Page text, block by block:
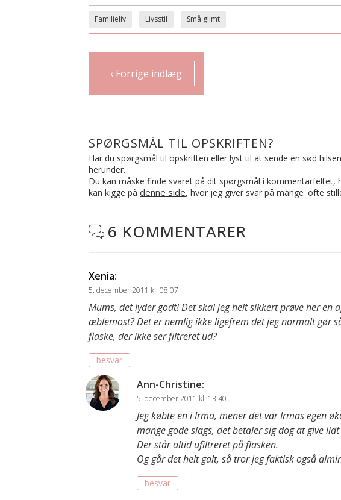
Familieliv Livsstil Små glimt
‹ Forrige indlæg
SPØRGSMÅL TIL OPSKRIFTEN?
Har du spørgsmål til opskriften eller lyst til at sende en sød
herunder.
Du kan måske finde svaret på dit spørgsmål i kommentarfeltet,
kan kigge på denne side, hvor jeg giver svar på mange 'ofte
 6 KOMMENTARER
Xenia:
5. december 2011 kl. 08:07
Mums, det lyder godt! Det skal jeg helt sikkert prøve her en
æblemost? Det er nemlig ikke ligefrem det jeg normalt gør
flaske, der ikke ser filtreret ud?
besvar
Ann-Christine:
5. december 2011 kl. 13:40
Jeg købte en i Irma, mener det var Irmas egen
mange gode slags, det betaler sig dog at give
Der står altid ufiltreret på flasken.
Og går det helt galt, så tror jeg faktisk også
besvar